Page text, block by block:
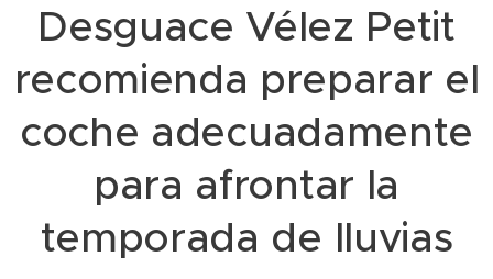
Desguace Vélez Petit
recomienda preparar el
coche adecuadamente
para afrontar la
temporada de lluvias